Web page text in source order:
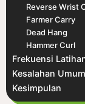
Reverse Wrist
Farmer Carry
Dead Hang
Hammer Curl
Frekuensi
Kesalahan
Kesimpulan